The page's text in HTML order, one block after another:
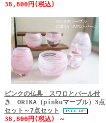
38,800円(税込)
ピンクの仏具 スワロとパール付
き ORIKA（pinkuマーブル）3点
セット～7点セット
38,800円(税込) ～